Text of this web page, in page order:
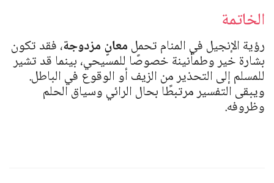
الخاتمة
رؤية الإنجيل في المنام تحملمعانٍ مزدوجة، فقد تكون
بشارة خير وطمأنينة خصوصًا للمسيحي، بينما قد تشير
للمسلم إلى التحذير من الزيف أو الوقوع في الباطل.
ويبقى التفسير مرتبطًا بحال الرائي وسياق الحلم
وظروفه.